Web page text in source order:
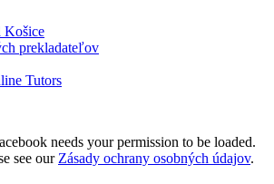
Košice
prekladateľov
Tutors
needs your permission to be loaded.
see our Zásady ochrany osobných údajov.